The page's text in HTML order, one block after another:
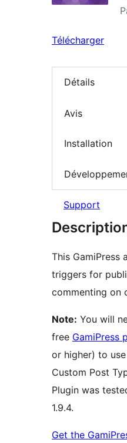
Télécharger
Détails
Avis
Installation
Support
This GamiPress
triggers for
commenting on
Note: You will
free GamiPress
or higher) to
Custom Post
Plugin was
1.9.4.
Get the